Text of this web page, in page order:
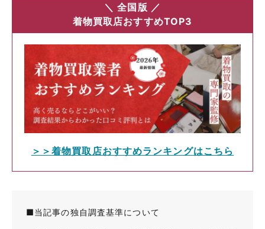
＼ 全国版 ／
着物買取店おすすめTOP3
＞＞着物買取店おすすめランキングはこちら
■当記事の独自調査基準について